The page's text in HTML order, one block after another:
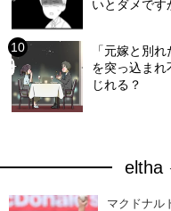
いとダメです
「元嫁と別
を突っ込ま
じれる？
eltha
マクドナル